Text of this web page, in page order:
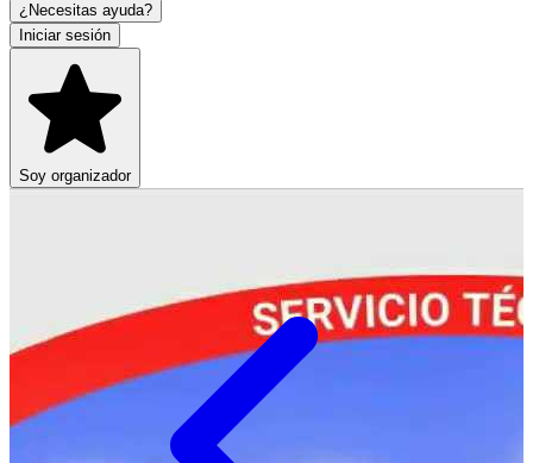
¿Necesitas ayuda?
Iniciar sesión
Soy organizador